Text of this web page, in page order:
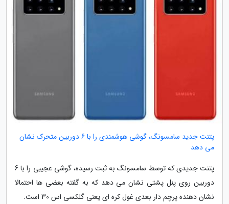
پتنت جدید سامسونگ، گوشی هوشمندی را با 6 دوربین متحرک نشان
می دهد
پتنت جدیدی که توسط سامسونگ به ثبت رسیده، گوشی عجیبی را با 6
دوربین روی پنل پشتی نشان می دهد که به گفته بعضی ها احتمالا
نشان دهنده پرچم دار بعدی غول کره ای یعنی گلکسی اس 30 است.